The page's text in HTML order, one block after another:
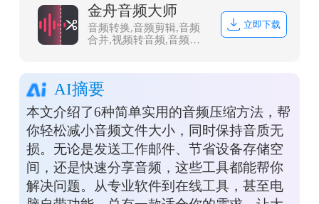
金舟音频大师
音频转换,音频剪辑,音频
合并,视频转音频,音频分
立即下载
AI摘要
本文介绍了6种简单实用的音频压缩方法，帮
你轻松减小音频文件大小，同时保持音质无
损。无论是发送工作邮件、节省设备存储空
间，还是快速分享音频，这些工具都能帮你
解决问题。从专业软件到在线工具，甚至电